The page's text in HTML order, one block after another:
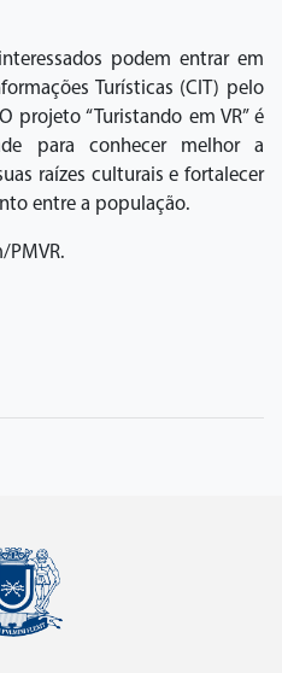
podem entrar em
Turísticas (CIT) pelo
projeto “Turistando em VR” é
para conhecer melhor a
raízes culturais e fortalecer
entre a população.
PMVR.